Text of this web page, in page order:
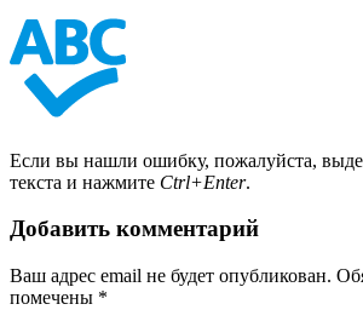
Если вы нашли ошибку, пожалуйста,
текста и нажмите Ctrl+Enter.
Добавить комментарий
Ваш адрес email не будет опубликован.
помечены *